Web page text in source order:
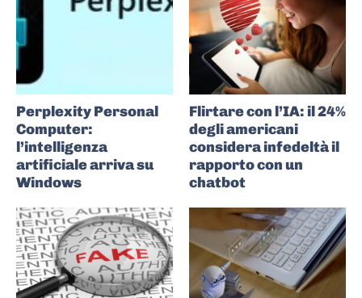
Perplexity Personal
Computer:
l’intelligenza
artificiale arriva su
Windows
Flirtare con l’IA: il 24%
degli americani
considera infedeltà il
rapporto con un
chatbot